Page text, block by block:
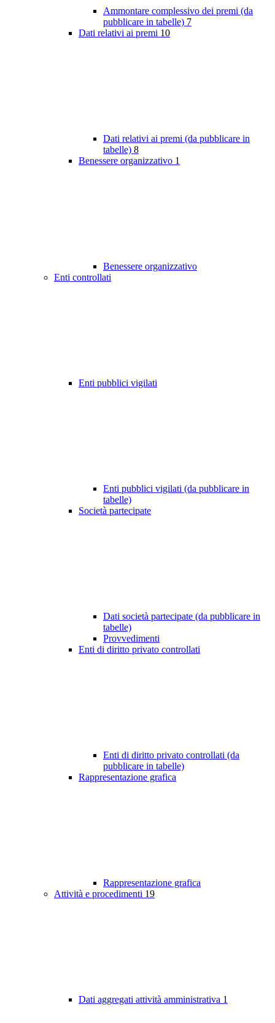
Ammontare complessivo dei premi (da
pubblicare in tabelle) 7
Dati relativi ai premi 10
Dati relativi ai premi (da pubblicare in
tabelle) 8
Benessere organizzativo 1
Benessere organizzativo
Enti controllati
Enti pubblici vigilati
Enti pubblici vigilati (da pubblicare in
tabelle)
Società partecipate
Dati società partecipate (da pubblicare in
tabelle)
Provvedimenti
Enti di diritto privato controllati
Enti di diritto privato controllati (da
pubblicare in tabelle)
Rappresentazione grafica
Rappresentazione grafica
Attività e procedimenti 19
Dati aggregati attività amministrativa 1